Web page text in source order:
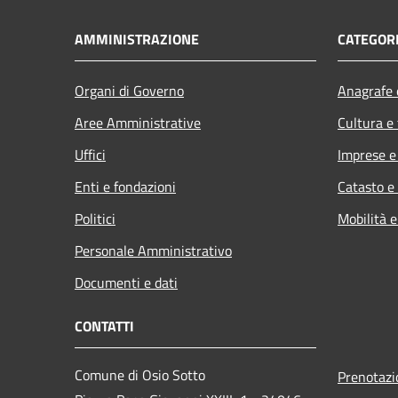
AMMINISTRAZIONE
Organi di Governo
Aree Amministrative
Uffici
Enti e fondazioni
Politici
Personale Amministrativo
Documenti e dati
Cultura
Imprese
Catasto
Mobilità
CONTATTI
Comune di Osio Sotto